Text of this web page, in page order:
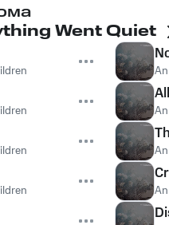
Went Quiet